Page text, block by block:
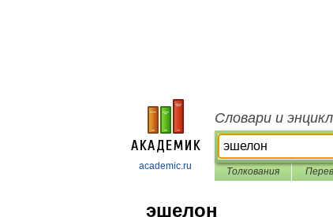
academic.ru
Словари и
Толкования
эшелон